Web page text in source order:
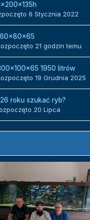
6 Stycznia 2022
21 godzin temu
1950 litrów
19 Grudnia 2025
roku szukać ryb?
20 Lipca